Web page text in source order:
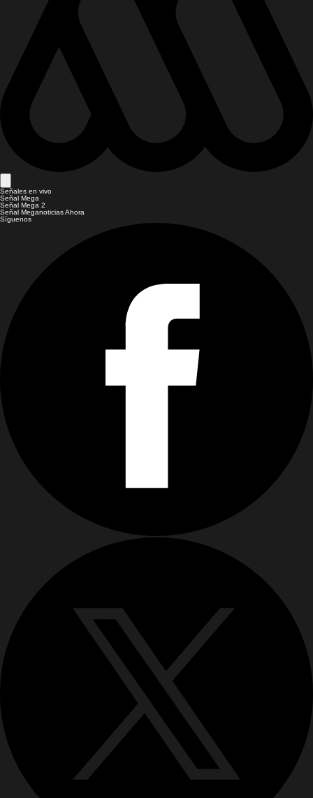
Señales en vivo
Señal Mega
Señal Mega 2
Señal Meganoticias Ahora
Síguenos